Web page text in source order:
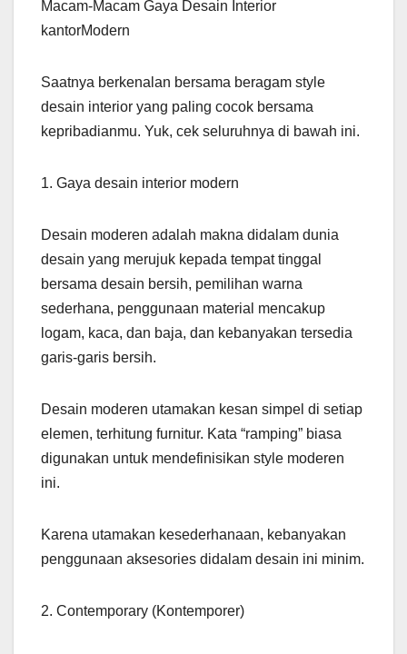
Macam-Macam Gaya Desain Interior
kantorModern
Saatnya berkenalan bersama beragam style
desain interior yang paling cocok bersama
kepribadianmu. Yuk, cek seluruhnya di bawah ini.
1. Gaya desain interior modern
Desain moderen adalah makna didalam dunia
desain yang merujuk kepada tempat tinggal
bersama desain bersih, pemilihan warna
sederhana, penggunaan material mencakup
logam, kaca, dan baja, dan kebanyakan tersedia
garis-garis bersih.
Desain moderen utamakan kesan simpel di setiap
elemen, terhitung furnitur. Kata “ramping” biasa
digunakan untuk mendefinisikan style moderen
ini.
Karena utamakan kesederhanaan, kebanyakan
penggunaan aksesories didalam desain ini minim.
2. Contemporary (Kontemporer)